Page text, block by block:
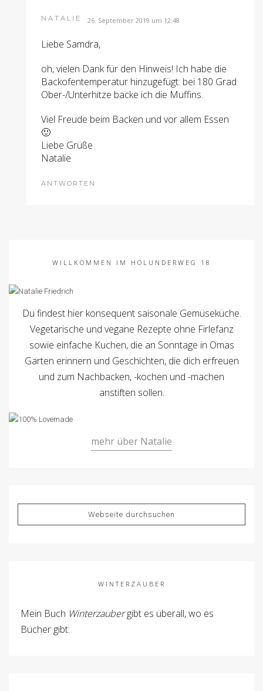
NATALIE 26. September 2019 um 12:48
Liebe Samdra,
oh, vielen Dank für den Hinweis! Ich habe die
Backofentemperatur hinzugefügt: bei 180 Grad
Ober-/Unterhitze backe ich die Muffins.
Viel Freude beim Backen und vor allem Essen
🙂
Liebe Grüße
Natalie
ANTWORTEN
WILLKOMMEN IM HOLUNDERWEG 18
Du findest hier konsequent saisonale Gemüseküche.
Vegetarische und vegane Rezepte ohne Firlefanz
sowie einfache Kuchen, die an Sonntage in Omas
Garten erinnern und Geschichten, die dich erfreuen
und zum Nachbacken, -kochen und -machen
anstiften sollen.
mehr über Natalie
WINTERZAUBER
Mein Buch Winterzaubergibt es überall, wo es
Bücher gibt: